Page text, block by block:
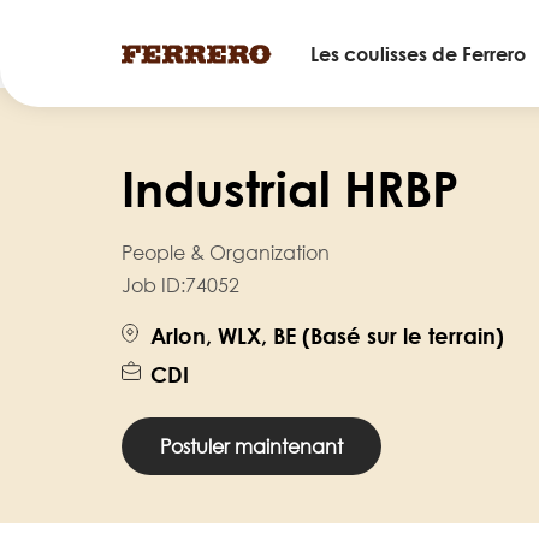
Main
Les coulisses de Ferrero
Industrial HRBP
People & Organization
Job ID:74052
Arlon, WLX, BE (Basé sur le terrain)
CDI
Postuler maintenant